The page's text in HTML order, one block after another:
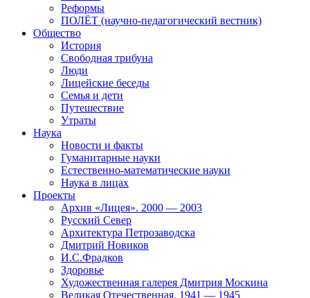
Реформы
ПОЛЁТ (научно-педагогический вестник)
Общество
История
Свободная трибуна
Люди
Лицейские беседы
Семья и дети
Путешествие
Утраты
Наука
Новости и факты
Гуманитарные науки
Естественно-математические науки
Наука в лицах
Проекты
Архив «Лицея». 2000 — 2003
Русский Север
Архитектура Петрозаводска
Дмитрий Новиков
И.С.Фрадков
Здоровье
Художественная галерея Дмитрия Москина
Великая Отечественная. 1941 — 1945